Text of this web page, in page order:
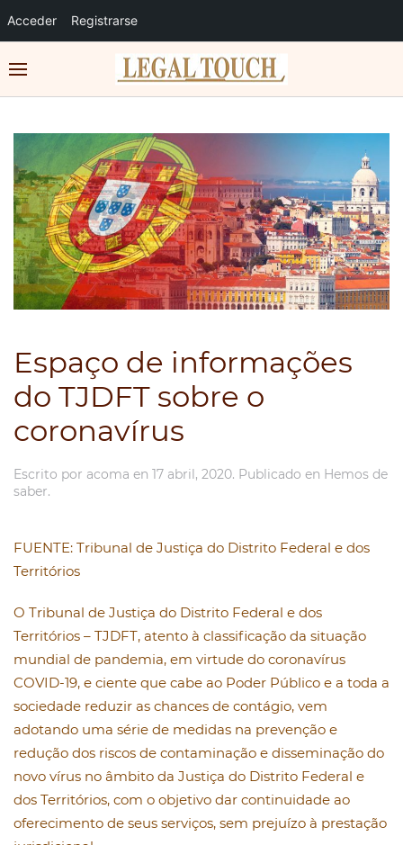
Acceder Registrarse
Espaço de informações
do TJDFT sobre o
coronavírus
Escrito por acoma en 17 abril, 2020. Publicado en Hemos de
saber.
FUENTE: Tribunal de Justiça do Distrito Federal e dos
Territórios
O Tribunal de Justiça do Distrito Federal e dos
Territórios – TJDFT, atento à classificação da situação
mundial de pandemia, em virtude do coronavírus
COVID-19, e ciente que cabe ao Poder Público e a toda a
sociedade reduzir as chances de contágio, vem
adotando uma série de medidas na prevenção e
redução dos riscos de contaminação e disseminação do
novo vírus no âmbito da Justiça do Distrito Federal e
dos Territórios, com o objetivo dar continuidade ao
oferecimento de seus serviços, sem prejuízo à prestação